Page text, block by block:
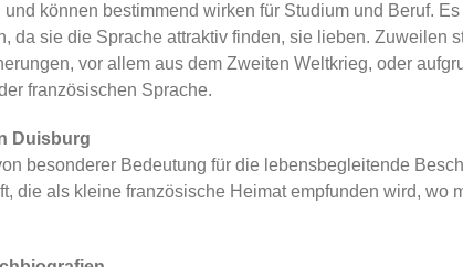
können bestimmend wirken für Studium und Beruf.
da sie die Sprache attraktiv finden, sie lieben. Zuweilen
vor allem aus dem Zweiten Weltkrieg, oder
französischen Sprache.
Duisburg
besonderer Bedeutung für die lebensbegleitende
die als kleine französische Heimat empfunden wird,